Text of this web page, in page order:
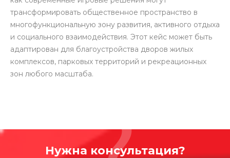
трансформировать общественное пространство в
многофункциональную зону развития, активного отдыха
и социального взаимодействия. Этот кейс может быть
адаптирован для благоустройства дворов жилых
комплексов, парковых территорий и рекреационных
зон любого масштаба.
Нужна консультация?